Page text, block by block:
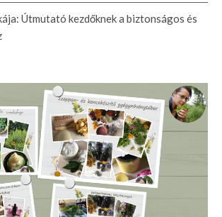
Útmutató kezdőknek a biztonságos és